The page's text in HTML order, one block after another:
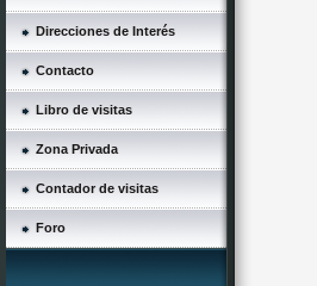
Direcciones de Interés
Contacto
Libro de visitas
Zona Privada
Contador de visitas
Foro